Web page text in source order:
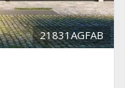
21831AGFAB